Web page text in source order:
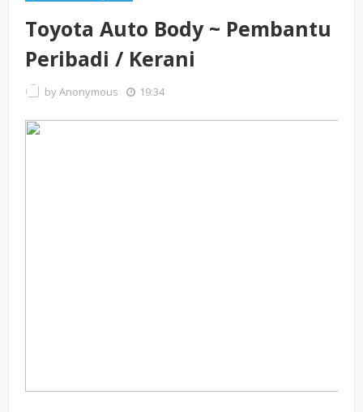
Toyota Auto Body ~ Pembantu
Peribadi / Kerani
byAnonymous 19:34